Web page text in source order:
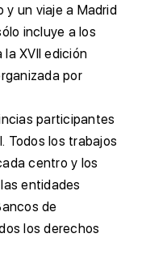
y un viaje a Madrid
incluye a los
XVII edición
por
participantes
Todos los trabajos
centro y los
entidades
de
los derechos